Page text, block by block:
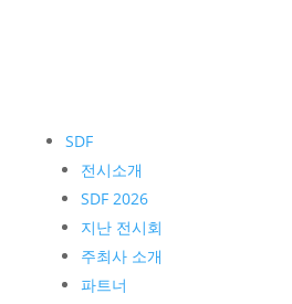
SDF
전시소개
SDF 2026
지난 전시회
주최사 소개
파트너